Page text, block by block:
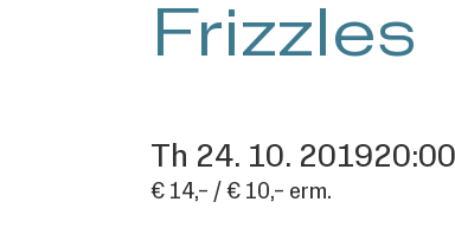
Frizzles
Th 24. 10. 201920:00
€ 14,– / € 10,– erm.